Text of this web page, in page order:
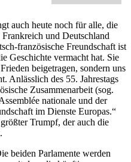
auch heute noch für alle, die
und Deutschland
französische Freundschaft ist
Geschichte vermacht hat. Sie
beigetragen, sondern uns
Anlässlich des 55. Jahrestags
Zusammenarbeit (sog.
nationale und der
im Dienste Europas.“
Trumpf, der auch die
beiden Parlamente werden